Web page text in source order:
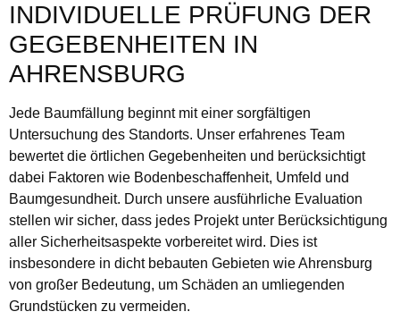
INDIVIDUELLE PRÜFUNG DER
GEGEBENHEITEN IN
AHRENSBURG
Jede Baumfällung beginnt mit einer sorgfältigen
Untersuchung des Standorts. Unser erfahrenes Team
bewertet die örtlichen Gegebenheiten und berücksichtigt
dabei Faktoren wie Bodenbeschaffenheit, Umfeld und
Baumgesundheit. Durch unsere ausführliche Evaluation
stellen wir sicher, dass jedes Projekt unter Berücksichtigung
aller Sicherheitsaspekte vorbereitet wird. Dies ist
insbesondere in dicht bebauten Gebieten wie Ahrensburg
von großer Bedeutung, um Schäden an umliegenden
Grundstücken zu vermeiden.